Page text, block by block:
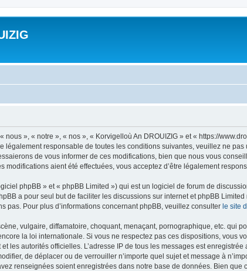
», « notre », « nos », « Korvigelloù An DROUIZIG » et « https://
légalement responsable de toutes les conditions suivantes, veuillez ne
de vous informer de ces modifications, bien que nous vous
aient été effectuées, vous acceptez d’être légalement
phpBB » et « phpBB Limited ») qui est un logiciel de forum de
a pour seul but de faciliter les discussions sur internet et phpBB
pas. Pour plus d’informations concernant phpBB, veuillez consulter le site
vulgaire, diffamatoire, choquant, menaçant, pornographique, etc. qui
la loi internationale. Si vous ne respectez pas ces dispositions, vous
les autorités officielles. L’adresse IP de tous les messages est
de déplacer ou de verrouiller n’importe quel sujet et message à
renseignées soient enregistrées dans notre base de données. Bien